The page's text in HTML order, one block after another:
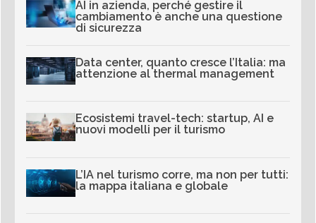
AI in azienda, perché gestire il
cambiamento è anche una questione
di sicurezza
Data center, quanto cresce l’Italia: ma
attenzione al thermal management
Ecosistemi travel-tech: startup, AI e
nuovi modelli per il turismo
L’IA nel turismo corre, ma non per tutti:
la mappa italiana e globale